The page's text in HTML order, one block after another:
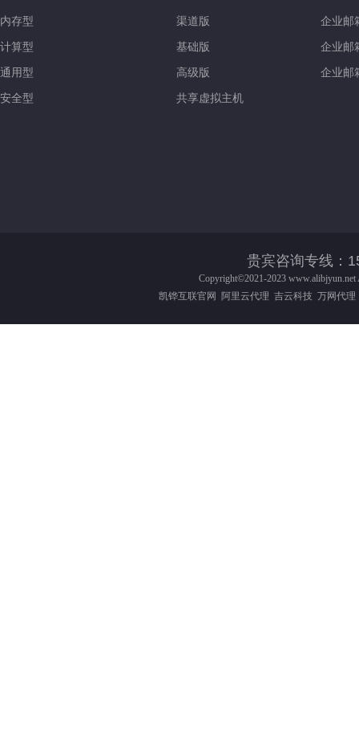
内存型
计算型
通用型
安全型
渠道版
基础版
高级版
共享虚拟主机
企业邮
企业邮
企业邮
贵宾咨询专线：158-
Copyright©2021-2023 www.alibjyun.net
凯铧互联官网
阿里云代理 吉云科技 万网代理